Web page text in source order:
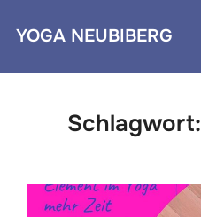
InhaltYOGA NEUBIBERG
Schlagwort: